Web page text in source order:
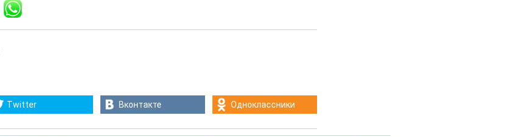
Twitter Вконтакте Одноклассники